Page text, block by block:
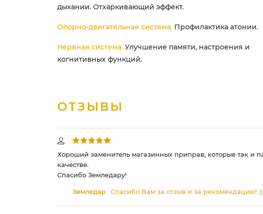
дыхании. Отхаркивающий эффект.
Опорно-двигательная система. Профилактика атонии.
Нервная система. Улучшение памяти, настроения и
когнитивных функций.
ОТЗЫВЫ
Хороший заменитель магазинных приправ, которые так и
качестве.
Спасибо Земледару!
Земледар Спасибо Вам за отзыв и за рекомендацию! :)